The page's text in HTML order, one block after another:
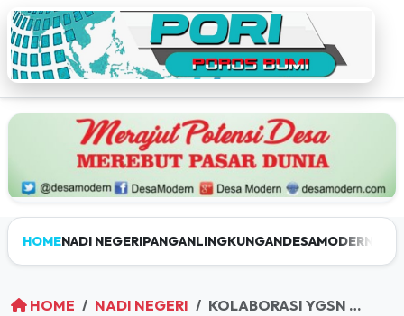
HOMENADI NEGERIPANGANLINGKUNGANDESAMODERN
HOME NADI NEGERI KOLABORASI YGSN DAN BP TASKIN SALURKAN BANTUAN SERAGAM HINGGA BEDAH RUMAH DI KUNINGAN